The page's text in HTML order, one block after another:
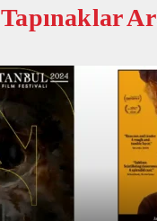
Tapınaklar